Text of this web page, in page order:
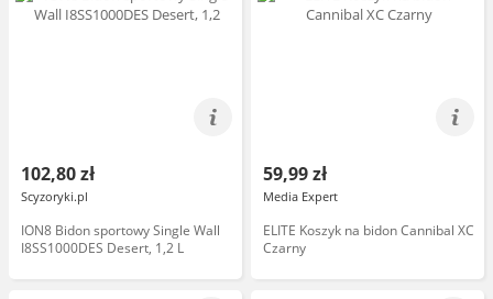
102,80 zł
Scyzoryki.pl
ION8 Bidon sportowy Single Wall
I8SS1000DES Desert, 1,2 L
59,99 zł
Media Expert
ELITE Koszyk na bidon Cannibal XC
Czarny